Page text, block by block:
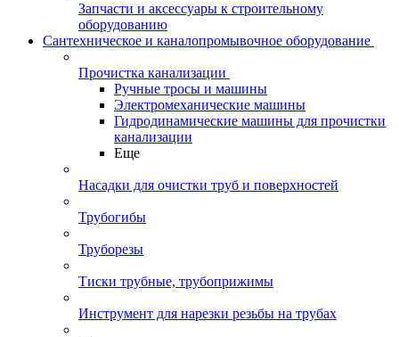
Запчасти и аксессуары к строительному
оборудованию
Сантехническое и каналопромывочное оборудование
Прочистка канализации
Ручные тросы и машины
Электромеханические машины
Гидродинамические машины для прочистки
канализации
Еще
Насадки для очистки труб и поверхностей
Трубогибы
Труборезы
Тиски трубные, трубоприжимы
Инструмент для нарезки резьбы на трубах